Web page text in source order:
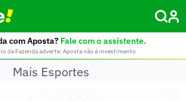
com Aposta? Fale com o assistente.
da Fazenda adverte: Aposta não é investimento
Mais Esportes